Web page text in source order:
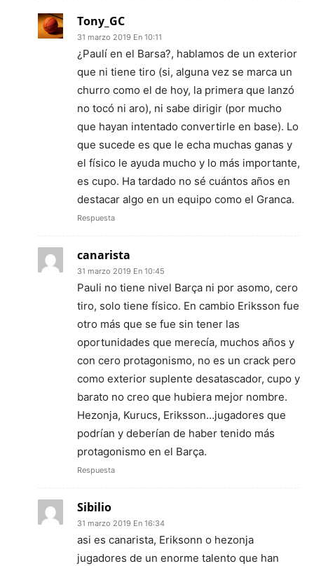
Tony_GC
31 marzo 2019 En 10:11
¿Paulí en el Barsa?, hablamos de un exterior
que ni tiene tiro (si, alguna vez se marca un
churro como el de hoy, la primera que lanzó
no tocó ni aro), ni sabe dirigir (por mucho
que hayan intentado convertirle en base). Lo
que sucede es que le echa muchas ganas y
el físico le ayuda mucho y lo más importante,
es cupo. Ha tardado no sé cuántos años en
destacar algo en un equipo como el Granca.
Respuesta
canarista
31 marzo 2019 En 10:45
Pauli no tiene nivel Barça ni por asomo, cero
tiro, solo tiene físico. En cambio Eriksson fue
otro más que se fue sin tener las
oportunidades que merecía, muchos años y
con cero protagonismo, no es un crack pero
como exterior suplente desatascador, cupo y
barato no creo que hubiera mejor nombre.
Hezonja, Kurucs, Eriksson…jugadores que
podrían y deberían de haber tenido más
protagonismo en el Barça.
Respuesta
Sibilio
31 marzo 2019 En 16:34
asi es canarista, Eriksonn o hezonja
jugadores de un enorme talento que han